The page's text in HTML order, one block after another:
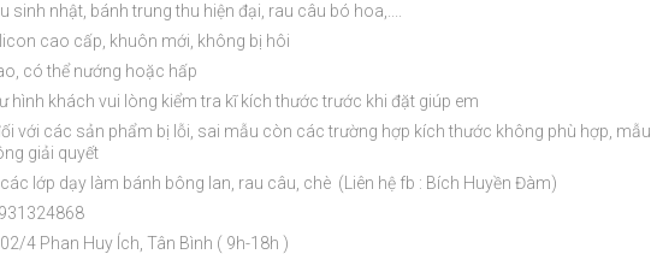
sinh nhật, bánh trung thu hiện đại, rau câu bó hoa,....
cao cấp, khuôn mới, không bị hôi
có thể nướng hoặc hấp
hình khách vui lòng kiểm tra kĩ kích thước trước khi đặt giúp em
với các sản phẩm bị lỗi, sai mẫu còn các trường hợp kích thước không phù hợp, mẫu
giải quyết
lớp dạy làm bánh bông lan, rau câu, chè (Liên hệ fb : Bích Huyền Đàm)
4 Phan Huy Ích, Tân Bình ( 9h-18h )